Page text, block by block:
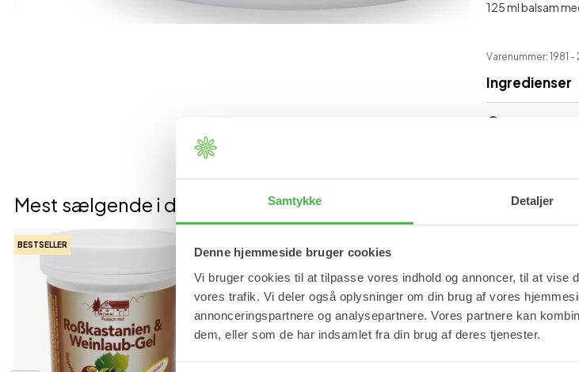
Samtykke Detaljer
Denne hjemmeside bruger cookies
Vi bruger cookies til at tilpasse vores indhold og annoncer, til at vise
vores trafik. Vi deler også oplysninger om din brug af vores
annonceringspartnere og analysepartnere. Vores partnere kan
dem, eller som de har indsamlet fra din brug af deres tjenester.
125 ml balsam
Varenummer: 1981 -
Ingredienser
Se mere
Mest sælgende i denne kategori
BESTSELLER